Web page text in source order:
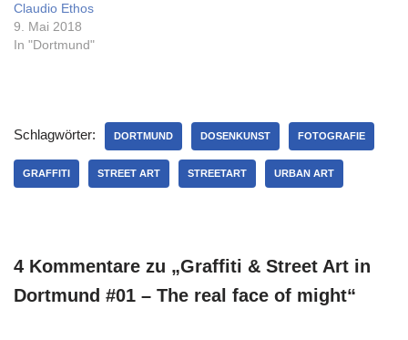
Claudio Ethos
9. Mai 2018
In "Dortmund"
Schlagwörter: DORTMUND DOSENKUNST FOTOGRAFIE
GRAFFITI STREET ART STREETART URBAN ART
4 Kommentare zu „Graffiti & Street Art in
Dortmund #01 – The real face of might“